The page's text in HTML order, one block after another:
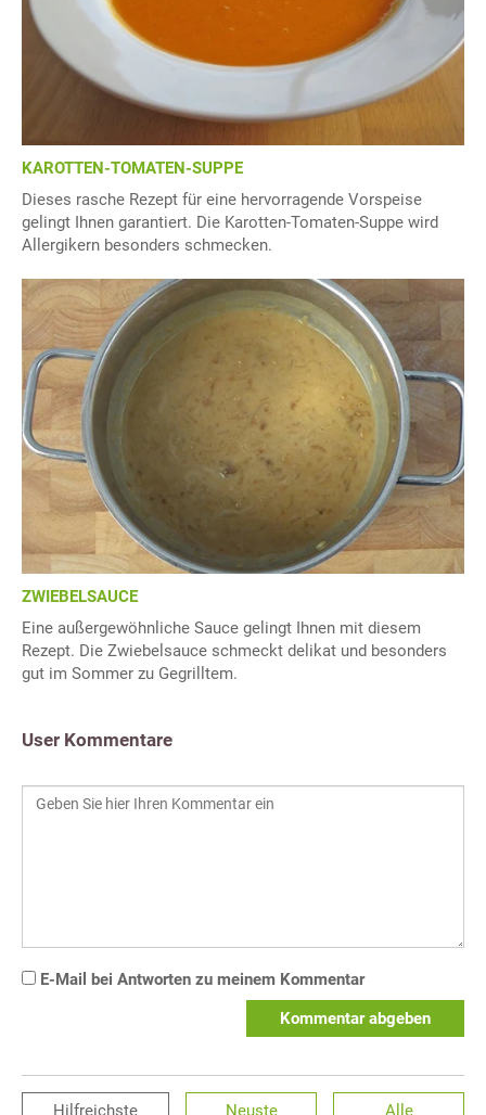
KAROTTEN-TOMATEN-SUPPE
Dieses rasche Rezept für eine hervorragende Vorspeise
gelingt Ihnen garantiert. Die Karotten-Tomaten-Suppe wird
Allergikern besonders schmecken.
ZWIEBELSAUCE
Eine außergewöhnliche Sauce gelingt Ihnen mit diesem
Rezept. Die Zwiebelsauce schmeckt delikat und besonders
gut im Sommer zu Gegrilltem.
User Kommentare
E-Mail bei Antworten zu meinem Kommentar
Kommentar abgeben
Hilfreichste Neuste Alle